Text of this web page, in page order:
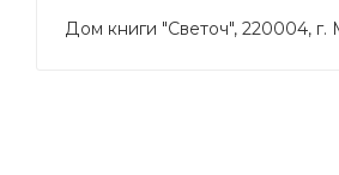
Дом книги "Светоч", 220004, г.